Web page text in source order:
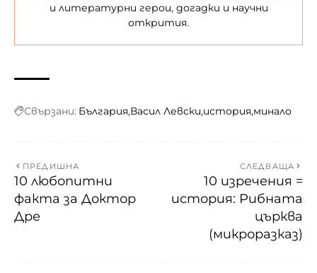
и литературни герои, догадки и научни
открития.
Свързани: България Васил Левски история минало
ПРЕДИШНА
10 любопитни
факта за Доктор
Дре
СЛЕДВАЩА
10 изречения =
история: Рибната
църква
(микроразказ)